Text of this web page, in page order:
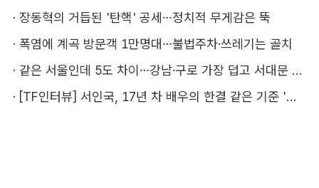
· 장동혁의 거듭된 '탄핵' 공세…정치적 무게감은 뚝
· 폭염에 계곡 방문객 1만명대…불법주차·쓰레기는 골치
·
같은 서울인데 5도 차이…강남·구로 가장 덥고 서대문 낫다
·
[TF인터뷰] 서인국, 17년 차 배우의 한결 같은 기준 '성장'